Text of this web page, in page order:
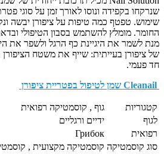
שנרקחו בקפידה ונוסו לאורך זמן על סוגי
שימוש. טפטף כמה טיפות על ציפורן יבשה
החומר. מומלץ להשתמש בסבון הטיפולי
מנת לשמר את היגיינת כף הרגל ולשפר את
של ציפורן בעייתית: שייף את משטח
חד פעמי.
קטגוריות
גוף , קוסמטיקה רפואית
לגוף
ידיים ורגליים
רפואית
Грибок
סוג קוסמטיקה קוסמטיקה מקצועית ,